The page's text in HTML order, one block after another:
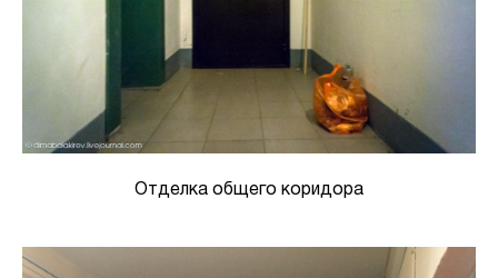
Отделка общего коридора